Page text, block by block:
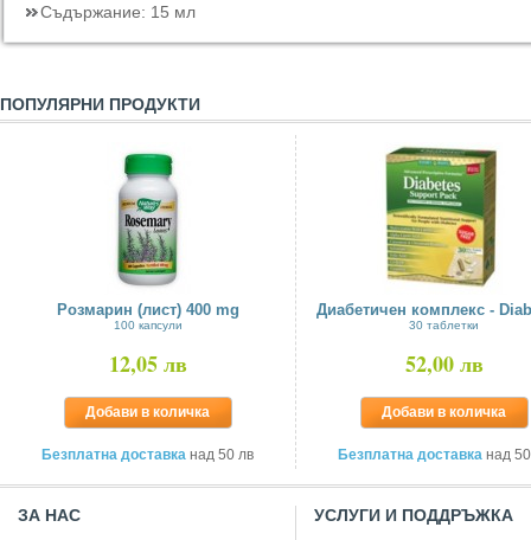
Съдържание: 15 мл
ПОПУЛЯРНИ ПРОДУКТИ
Розмарин (лист) 400 mg
100 капсули
12,05 лв
Добави в количка
Безплатна доставка над 50 лв
Диабетичен комплекс -
30 таблетки
52,00 лв
Добави в количка
Безплатна доставка над
ЗА НАС УСЛУГИ И ПОДДРЪЖКА